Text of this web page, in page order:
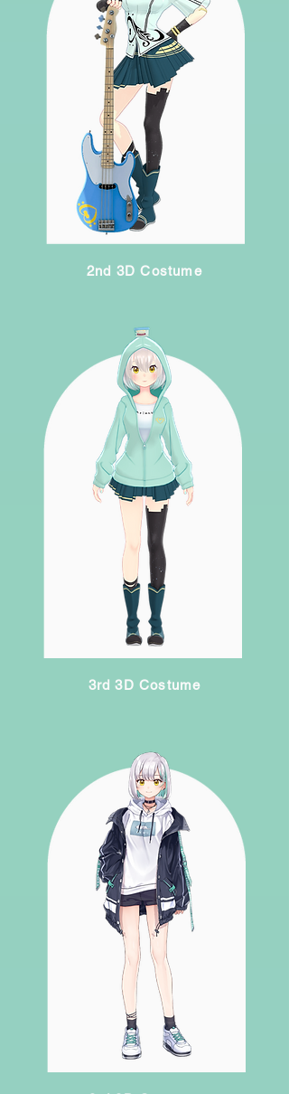
2nd 3D Costume
3rd 3D Costume